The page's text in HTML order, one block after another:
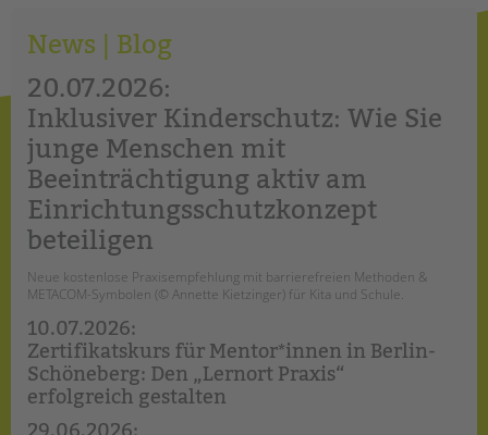
EINGLIEDERUNGSHILFE
BETREUTES WOHNEN
TANDEM BTL AKADEMIE
Zertfikatskurse
Seminarkalender
Seminarräume
STADTTEILARBEIT
PROFIL | LEITBILD
Bereiche im Überblick
Kinder- und Jugendschutz
Unsere Videos
News | Blog
20.07.2026
Inklusiver Kinderschutz: Wie Sie
junge Menschen mit
Beeinträchtigung aktiv am
Einrichtungsschutzkonzept
beteiligen
Neue kostenlose Praxisempfehlung mit barrierefreien Methoden &
METACOM-Symbolen (© Annette Kietzinger) für Kita und Schule.
10.07.2026
Zertifikatskurs für Mentor*innen in Berlin-
Schöneberg: Den „Lernort Praxis“
erfolgreich gestalten